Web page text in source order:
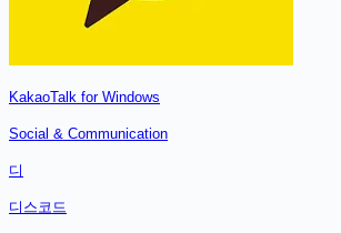
KakaoTalk for Windows
Social & Communication
디
디스코드